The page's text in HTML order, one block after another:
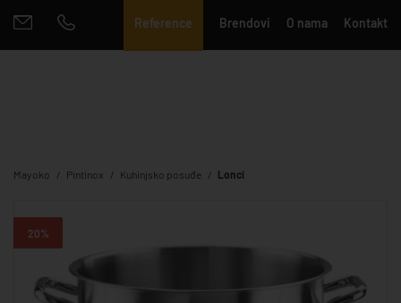
Reference Brendovi O nama Kontakt
Mayoko Pintinox Kuhinjsko posuđe Lonci
20%